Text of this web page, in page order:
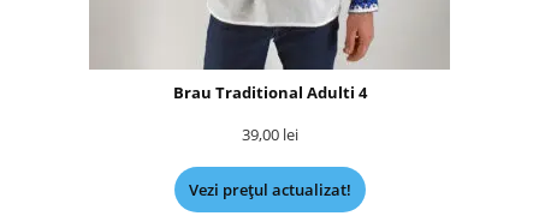
Brau Traditional Adulti 4
39,00 lei
Vezi prețul actualizat!